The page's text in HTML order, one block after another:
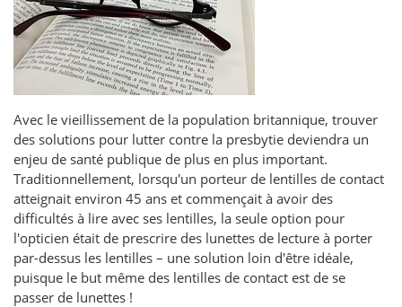
Avec le vieillissement de la population britannique, trouver
des solutions pour lutter contre la presbytie deviendra un
enjeu de santé publique de plus en plus important.
Traditionnellement, lorsqu'un porteur de lentilles de contact
atteignait environ 45 ans et commençait à avoir des
difficultés à lire avec ses lentilles, la seule option pour
l'opticien était de prescrire des lunettes de lecture à porter
par-dessus les lentilles – une solution loin d'être idéale,
puisque le but même des lentilles de contact est de se
passer de lunettes !